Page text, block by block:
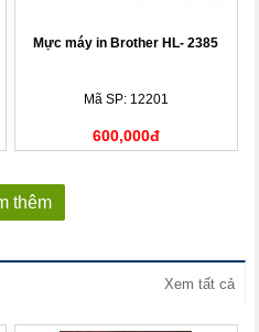
Mực máy in Brother HL- 2385
Mã SP: 12201
600,000đ
thêm
Xem tất cả